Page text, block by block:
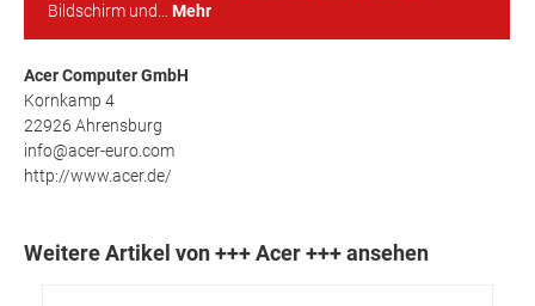
Bildschirm und… Mehr
Acer Computer GmbH
Kornkamp 4
22926 Ahrensburg
info@acer-euro.com
http://www.acer.de/
Weitere Artikel von +++ Acer +++ ansehen